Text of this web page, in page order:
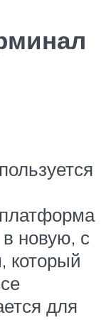
новую, с
который
для